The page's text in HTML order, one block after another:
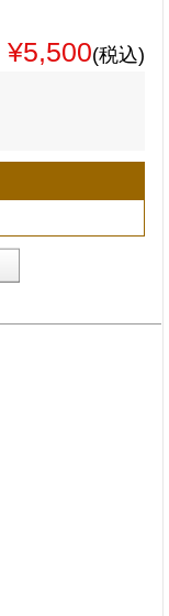
¥5,500(税込)